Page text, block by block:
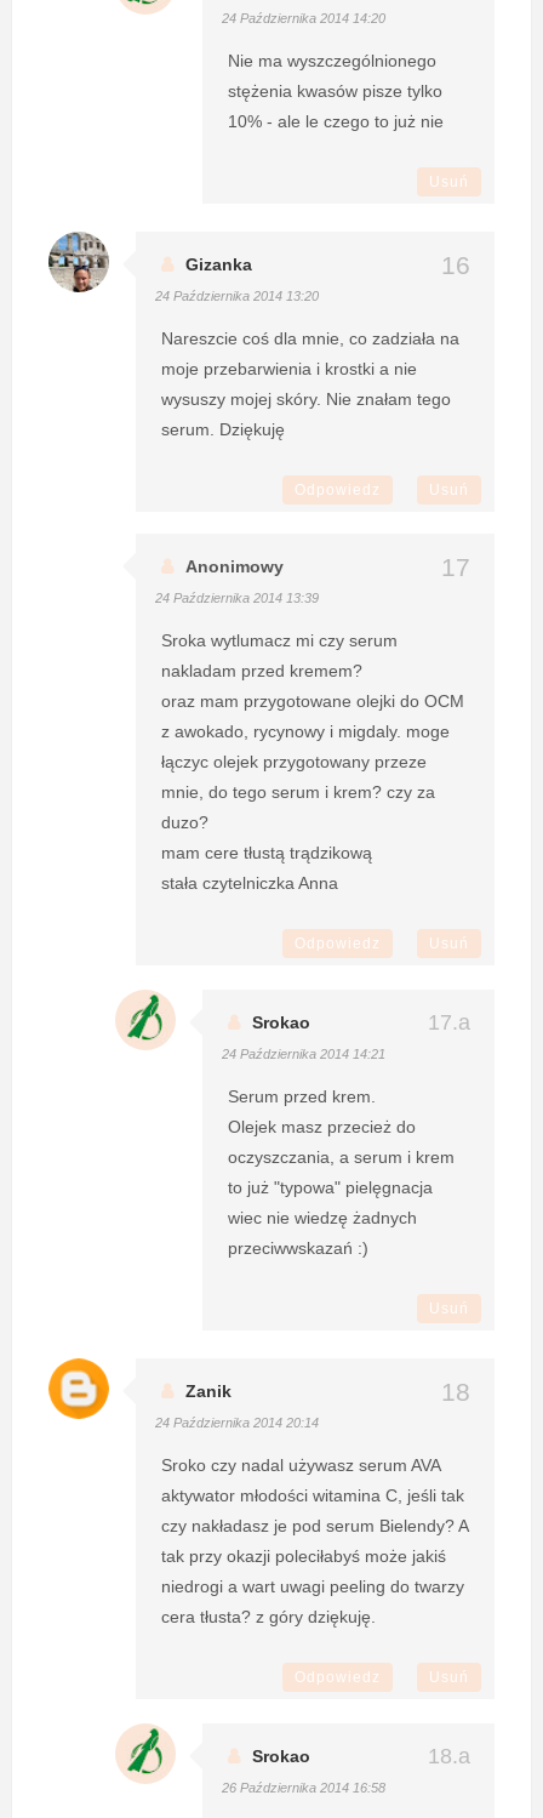
24 Października 2014 14:20
Nie ma wyszczególnionego
stężenia kwasów pisze tylko
10% - ale le czego to już nie
Usuń
Gizanka
24 Października 2014 13:20
Nareszcie coś dla mnie, co zadziała na
moje przebarwienia i krostki a nie
wysuszy mojej skóry. Nie znałam tego
serum. Dziękuję
Odpowiedz Usuń
Anonimowy
24 Października 2014 13:39
Sroka wytlumacz mi czy serum
nakladam przed kremem?
oraz mam przygotowane olejki do OCM
z awokado, rycynowy i migdaly. moge
łączyc olejek przygotowany przeze
mnie, do tego serum i krem? czy za
duzo?
mam cere tłustą trądzikową
stała czytelniczka Anna
Odpowiedz Usuń
Srokao
24 Października 2014 14:21
Serum przed krem.
Olejek masz przecież do
oczyszczania, a serum i krem
to już "typowa" pielęgnacja
wiec nie wiedzę żadnych
przeciwwskazań :)
Usuń
Zanik
24 Października 2014 20:14
Sroko czy nadal używasz serum AVA
aktywator młodości witamina C, jeśli tak
czy nakładasz je pod serum Bielendy? A
tak przy okazji poleciłabyś może jakiś
niedrogi a wart uwagi peeling do twarzy
cera tłusta? z góry dziękuję.
Odpowiedz Usuń
Srokao
26 Października 2014 16:58